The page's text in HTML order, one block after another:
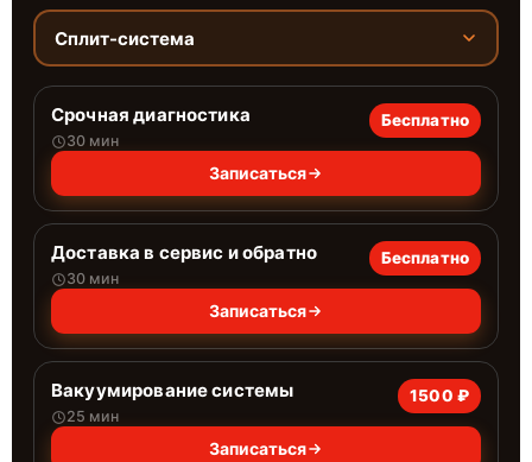
Сплит-система
Срочная диагностика
30 мин
Бесплатно
Записаться
Доставка в сервис и обратно
30 мин
Бесплатно
Записаться
Вакуумирование системы
25 мин
1500 ₽
Записаться